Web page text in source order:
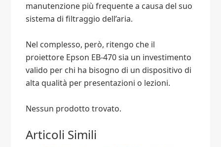
manutenzione più frequente a causa del suo
sistema di filtraggio dell’aria.
Nel complesso, però, ritengo che il
proiettore Epson EB-470 sia un investimento
valido per chi ha bisogno di un dispositivo di
alta qualità per presentazioni o lezioni.
Nessun prodotto trovato.
Articoli Simili